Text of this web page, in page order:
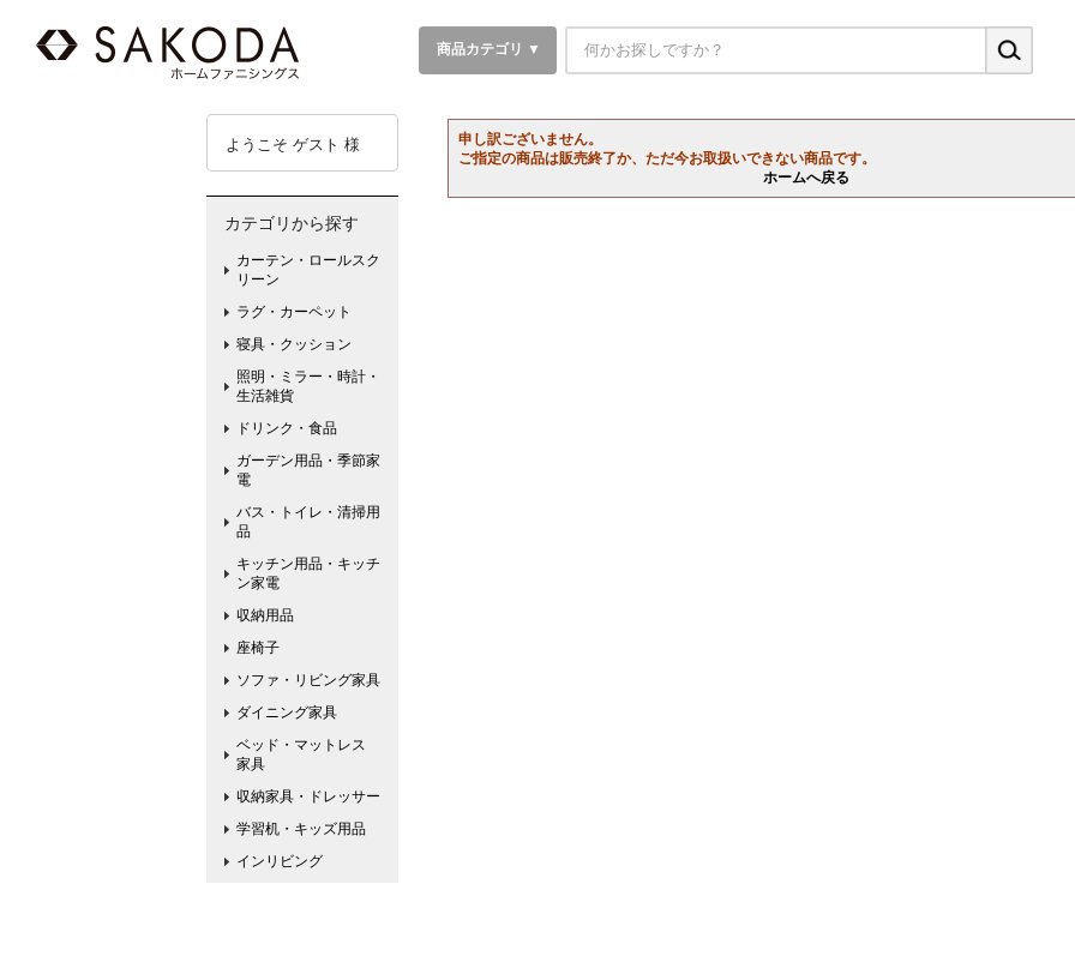
商品カテゴリ ▼
申し訳ございません。
ご指定の商品は販売終了か、ただ今お取扱いできない商品です。
ホームへ戻る
ようこそ ゲスト 様
カテゴリから探す
カーテン・ロールスク
リーン
ラグ・カーペット
寝具・クッション
照明・ミラー・時計・
生活雑貨
ドリンク・食品
ガーデン用品・季節家
電
バス・トイレ・清掃用
品
キッチン用品・キッチ
ン家電
収納用品
座椅子
ソファ・リビング家具
ダイニング家具
ベッド・マットレス
家具
収納家具・ドレッサー
学習机・キッズ用品
インリビング